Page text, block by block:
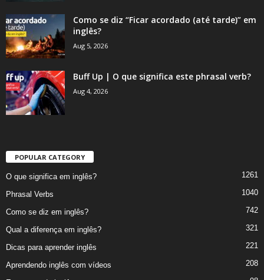
Como se diz “Ficar acordado (até tarde)” em
inglês?
Aug 5, 2026
Buff Up | O que significa este phrasal verb?
Aug 4, 2026
POPULAR CATEGORY
O que significa em inglês? 1261
Phrasal Verbs 1040
Como se diz em inglês? 742
Qual a diferença em inglês? 321
Dicas para aprender inglês 221
Aprendendo inglês com vídeos 208